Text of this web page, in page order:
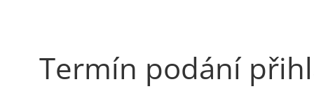
Termín podání